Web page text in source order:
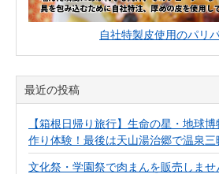
自社特製皮使用のパリ
最近の投稿
【箱根日帰り旅行】生命の星・地球
作り体験！最後は天山湯治郷で温泉三
文化祭・学園祭で肉まんを販売しませ